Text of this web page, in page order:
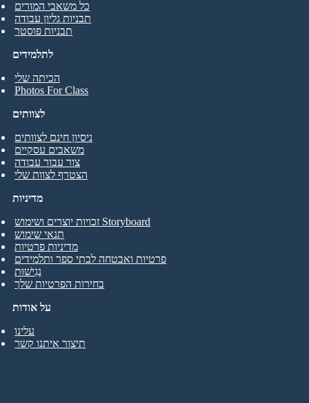
לתלמידים
הכיתה שלי
Photos For Class
כל משאבי המורים
תבניות גליון עבודה
תבניות פוסטר
לצוותים
ניסיון חינם לצוותים
משאבים עסקיים
צור עבור עבודה
הצטרף לצוות שלי
על אודות
עלינו
תיצור איתנו קשר
מדיניות
זכויות יוצרים ושימוש Storyboard
תנאי שימוש
מדיניות פרטיות
פרטיות ואבטחה לבתי ספר ותלמידים
נְגִישׁוּת
בחירות הפרטיות שלך